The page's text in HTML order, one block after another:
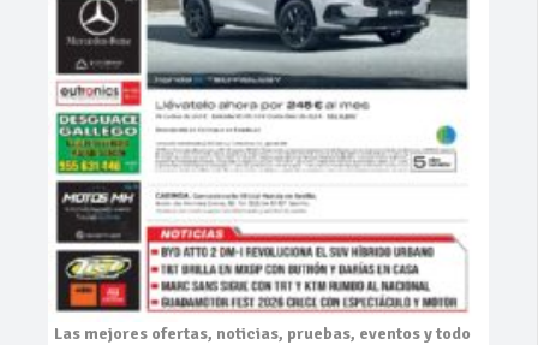
Las mejores ofertas, noticias, pruebas, eventosy todo